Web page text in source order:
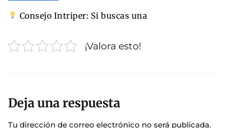
Consejo Intriper: Si buscas una
¡Valora esto!
Deja una respuesta
Tu dirección de correo electrónico no será publicada.